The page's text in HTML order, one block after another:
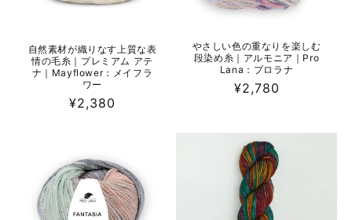
自然素材が織りなす上質な表
情の毛糸｜プレミアム アテ
ナ｜Mayflower：メイフラ
ワー
通
¥2,380
やさしい色の重なりを楽しむ
段染め糸｜アルモニア｜Pro
Lana：プロラナ
通
格
¥2,780